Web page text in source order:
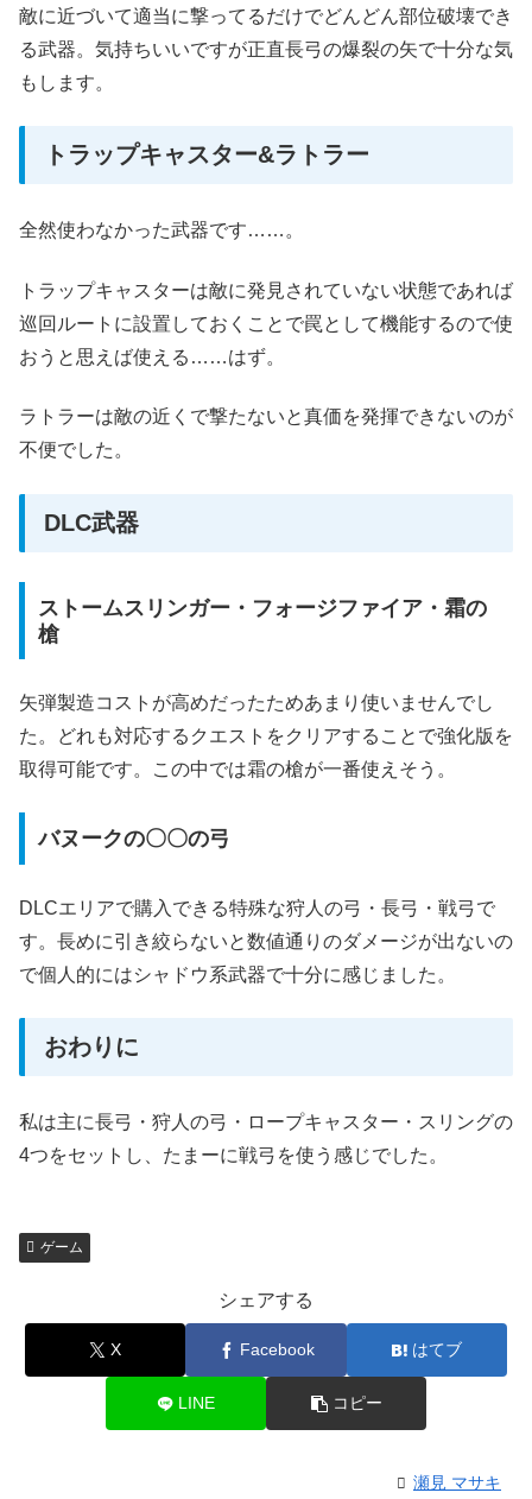
敵に近づいて適当に撃ってるだけでどんどん部位破壊でき
る武器。気持ちいいですが正直長弓の爆裂の矢で十分な気
もします。
トラップキャスター&ラトラー
全然使わなかった武器です……。
トラップキャスターは敵に発見されていない状態であれば
巡回ルートに設置しておくことで罠として機能するので使
おうと思えば使える……はず。
ラトラーは敵の近くで撃たないと真価を発揮できないのが
不便でした。
DLC武器
ストームスリンガー・フォージファイア・霜の
槍
矢弾製造コストが高めだったためあまり使いませんでし
た。どれも対応するクエストをクリアすることで強化版を
取得可能です。この中では霜の槍が一番使えそう。
バヌークの〇〇の弓
DLCエリアで購入できる特殊な狩人の弓・長弓・戦弓で
す。長めに引き絞らないと数値通りのダメージが出ないの
で個人的にはシャドウ系武器で十分に感じました。
おわりに
私は主に長弓・狩人の弓・ロープキャスター・スリングの
4つをセットし、たまーに戦弓を使う感じでした。
ゲーム
シェアする
X Facebook はてブ
LINE コピー
瀬見 マサキ